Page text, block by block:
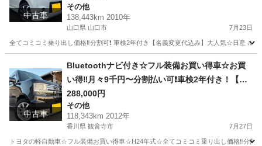
中古車
付き☆走行中DVD見れます☆ETC付き☆電動スラ
イドドア☆ドラレコ付き☆スマートキー☆フルオ
その他
138,443km 2010年
山口県 山口市 7月23日
全てコミコミ乗り出し価格‼️分割可❗️ 車検2年付き【名義変更代込み】大人気☆日産
中古車
Bluetoothナビ付き☆フル装備お買い得車☆お買
い得‼️月々9千円〜分割払い可❗️車検2年付き！【名
義変更代込み】車内広い！大人気☆ピクシススペ
ース☆Bluetoothナビ付き☆走行中DVD見れます
☆ETC付き☆バックカメラ付き☆フルオートエア
288,000円
その他
118,343km 2012年
香川県 観音寺市 7月27日
トヨタの軽自動車☆フル装備お買い得車☆H24年式☆全てコミコミ乗り出し価格‼️分